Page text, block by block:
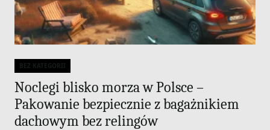
Categories
BEZ KATEGORII
Noclegi blisko morza w Polsce –
Pakowanie bezpiecznie z bagażnikiem
dachowym bez relingów